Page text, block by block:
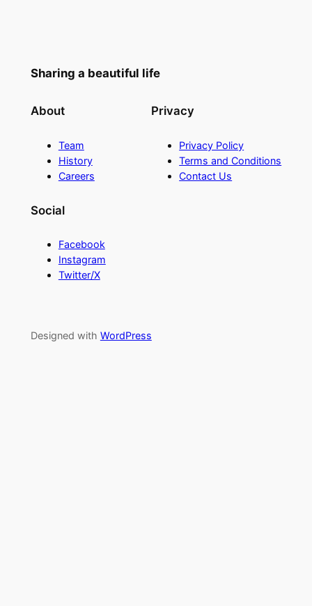
Sharing a beautiful life
About
Team
History
Careers
Privacy
Privacy Policy
Terms and Conditions
Contact Us
Social
Facebook
Instagram
Twitter/X
Designed with WordPress